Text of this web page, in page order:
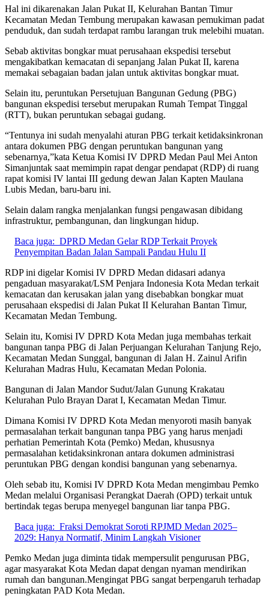
Hal ini dikarenakan Jalan Pukat II, Kelurahan Bantan Timur
Kecamatan Medan Tembung merupakan kawasan pemukiman padat
penduduk, dan sudah terdapat rambu larangan truk melebihi muatan.
Sebab aktivitas bongkar muat perusahaan ekspedisi tersebut
mengakibatkan kemacatan di sepanjang Jalan Pukat II, karena
memakai sebagaian badan jalan untuk aktivitas bongkar muat.
Selain itu, peruntukan Persetujuan Bangunan Gedung (PBG)
bangunan ekspedisi tersebut merupakan Rumah Tempat Tinggal
(RTT), bukan peruntukan sebagai gudang.
“Tentunya ini sudah menyalahi aturan PBG terkait ketidaksinkronan
antara dokumen PBG dengan peruntukan bangunan yang
sebenarnya,”kata Ketua Komisi IV DPRD Medan Paul Mei Anton
Simanjuntak saat memimpin rapat dengar pendapat (RDP) di ruang
rapat komisi IV lantai III gedung dewan Jalan Kapten Maulana
Lubis Medan, baru-baru ini.
Selain dalam rangka menjalankan fungsi pengawasan dibidang
infrastruktur, pembangunan, dan lingkungan hidup.
Baca juga: DPRD Medan Gelar RDP Terkait Proyek
Penyempitan Badan Jalan Sampali Pandau Hulu II
RDP ini digelar Komisi IV DPRD Medan didasari adanya
pengaduan masyarakat/LSM Penjara Indonesia Kota Medan terkait
kemacatan dan kerusakan jalan yang disebabkan bongkar muat
perusahaan ekspedisi di Jalan Pukat II Kelurahan Bantan Timur,
Kecamatan Medan Tembung.
Selain itu, Komisi IV DPRD Kota Medan juga membahas terkait
bangunan tanpa PBG di Jalan Perjuangan Kelurahan Tanjung Rejo,
Kecamatan Medan Sunggal, bangunan di Jalan H. Zainul Arifin
Kelurahan Madras Hulu, Kecamatan Medan Polonia.
Bangunan di Jalan Mandor Sudut/Jalan Gunung Krakatau
Kelurahan Pulo Brayan Darat I, Kecamatan Medan Timur.
Dimana Komisi IV DPRD Kota Medan menyoroti masih banyak
permasalahan terkait bangunan tanpa PBG yang harus menjadi
perhatian Pemerintah Kota (Pemko) Medan, khususnya
permasalahan ketidaksinkronan antara dokumen administrasi
peruntukan PBG dengan kondisi bangunan yang sebenarnya.
Oleh sebab itu, Komisi IV DPRD Kota Medan mengimbau Pemko
Medan melalui Organisasi Perangkat Daerah (OPD) terkait untuk
bertindak tegas berupa menyegel bangunan liar tanpa PBG.
Baca juga: Fraksi Demokrat Soroti RPJMD Medan 2025–
2029: Hanya Normatif, Minim Langkah Visioner
Pemko Medan juga diminta tidak mempersulit pengurusan PBG,
agar masyarakat Kota Medan dapat dengan nyaman mendirikan
rumah dan bangunan.Mengingat PBG sangat berpengaruh terhadap
peningkatan PAD Kota Medan.